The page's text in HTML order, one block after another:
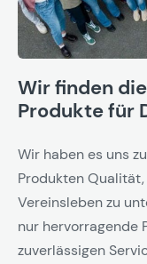
Wir finden
Produkte für
Wir haben es uns
Produkten
Vereinsleben zu
nur hervorragende
zuverlässigen